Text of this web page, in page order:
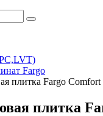
Fargo
плитка Fargo
плитка